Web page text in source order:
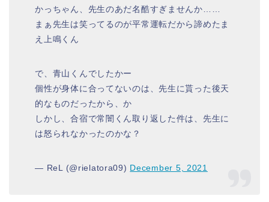
かっちゃん、先生のあだ名酷すぎませんか……
まぁ先生は笑ってるのが平常運転だから諦めたま
え上鳴くん
で、青山くんでしたかー
個性が身体に合ってないのは、先生に貰った後天
的なものだったから、か
しかし、合宿で常闇くん取り返した件は、先生に
は怒られなかったのかな？
— ReL (@rielatora09) December 5, 2021